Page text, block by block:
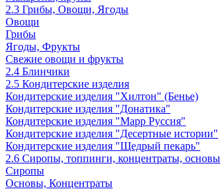
2.3 Грибы, Овощи, Ягоды
Овощи
Грибы
Ягоды, Фрукты
Свежие овощи и фрукты
2.4 Блинчики
2.5 Кондитерские изделия
Кондитерские изделия "Хилтон" (Бенье)
Кондитерские изделия "Донатика"
Кондитерские изделия "Марр Руссия"
Кондитерские изделия "Десертные истории"
Кондитерские изделия "Щедрый пекарь"
2.6 Сиропы, топпинги, концентраты, основы
Сиропы
Основы, Концентраты